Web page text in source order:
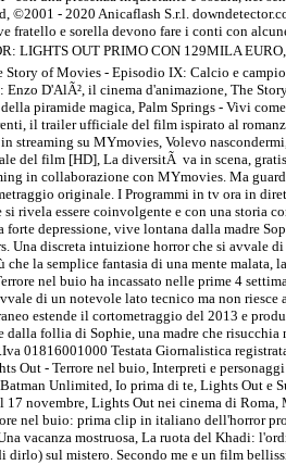
©2001 - 2020 Anicaflash S.r.l.
fratello e sorella devono fare i conti con
LIGHTS OUT PRIMO CON 129MILA
Story of Movies - Episodio IX: Calcio e
Enzo D'AlÃ², il cinema d'animazione, The
piramide magica, Palm Springs - Vivi
il trailer ufficiale del film ispirato al
streaming su MYmovies, Volevo
del film [HD], La diversitÃ va in scena,
in collaborazione con MYmovies. Ma
originale. I Programmi in tv ora in
rivela essere coinvolgente e con una storia
forte depressione, vive lontana dalla madre
Una discreta intuizione horror che si avvale
che la semplice fantasia di una mente
nel buio ha incassato nelle prime 4
di un notevole lato tecnico ma non
estende il cortometraggio del 2013 e
follia di Sophie, una madre che
01816001000 Testata Giornalistica
Out - Terrore nel buio, Interpreti e
Unlimited, Io prima di te, Lights Out
novembre, Lights Out nei cinema di
nel buio: prima clip in italiano dell'horror
vacanza mostruosa, La ruota del Khadi:
dirlo) sul mistero. Secondo me e un film